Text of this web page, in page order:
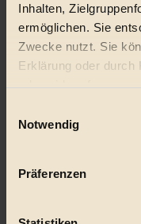
Inhalten,
ermöglichen. Sie
Zwecke nutzt. Sie
Erklärung oder durch
oder widerrufen
Wenn Sie es
Ihr Gerät
Notwendig
Präferenzen